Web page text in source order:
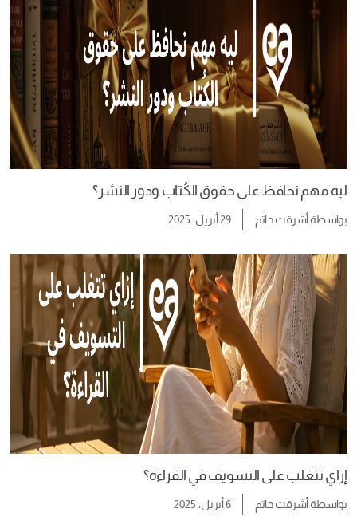
ليه مهم نحافظ على حقوق الكُتاب ودور النشر؟
بواسطةأشرقت حاتم 29 أبريل، 2025
إزاي تتغلب على التسويف في القراءة؟
بواسطةأشرقت حاتم 6 أبريل، 2025